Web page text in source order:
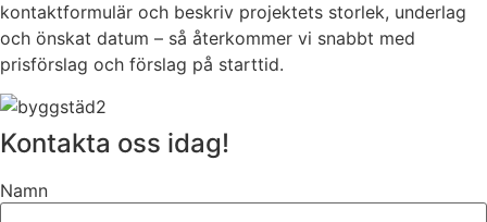
kontaktformulär och beskriv projektets storlek, underlag
och önskat datum – så återkommer vi snabbt med
prisförslag och förslag på starttid.
Kontakta oss idag!
Namn